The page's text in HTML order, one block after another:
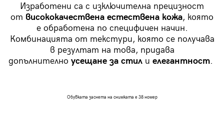
Изработени са с изключителна прецизност
от висококачествена естествена кожа, която
е обработена по специфичен начин.
Комбинацията от текстури, която се получава
в резултат на това, придава
допълнително усещане за стил и елегантност.
Обувката заснета на снимката е 38 номер